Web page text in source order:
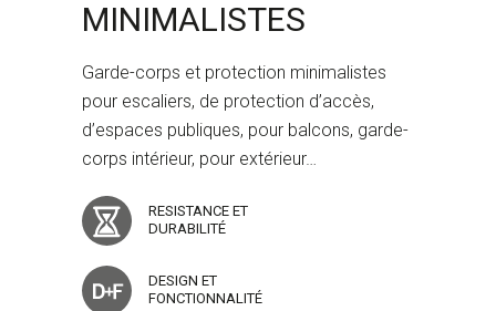
MINIMALISTES
Garde-corps et protection minimalistes
pour escaliers, de protection d’accès,
d’espaces publiques, pour balcons, garde-
corps intérieur, pour extérieur…
RESISTANCE ET
DURABILITÉ
DESIGN ET
FONCTIONNALITÉ